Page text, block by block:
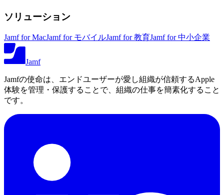
ソリューション
Jamf for MacJamf for モバイルJamf for 教育Jamf for 中小企業
Jamf
Jamfの使命は、エンドユーザーが愛し組織が信頼するApple
体験を管理・保護することで、組織の仕事を簡素化すること
です。